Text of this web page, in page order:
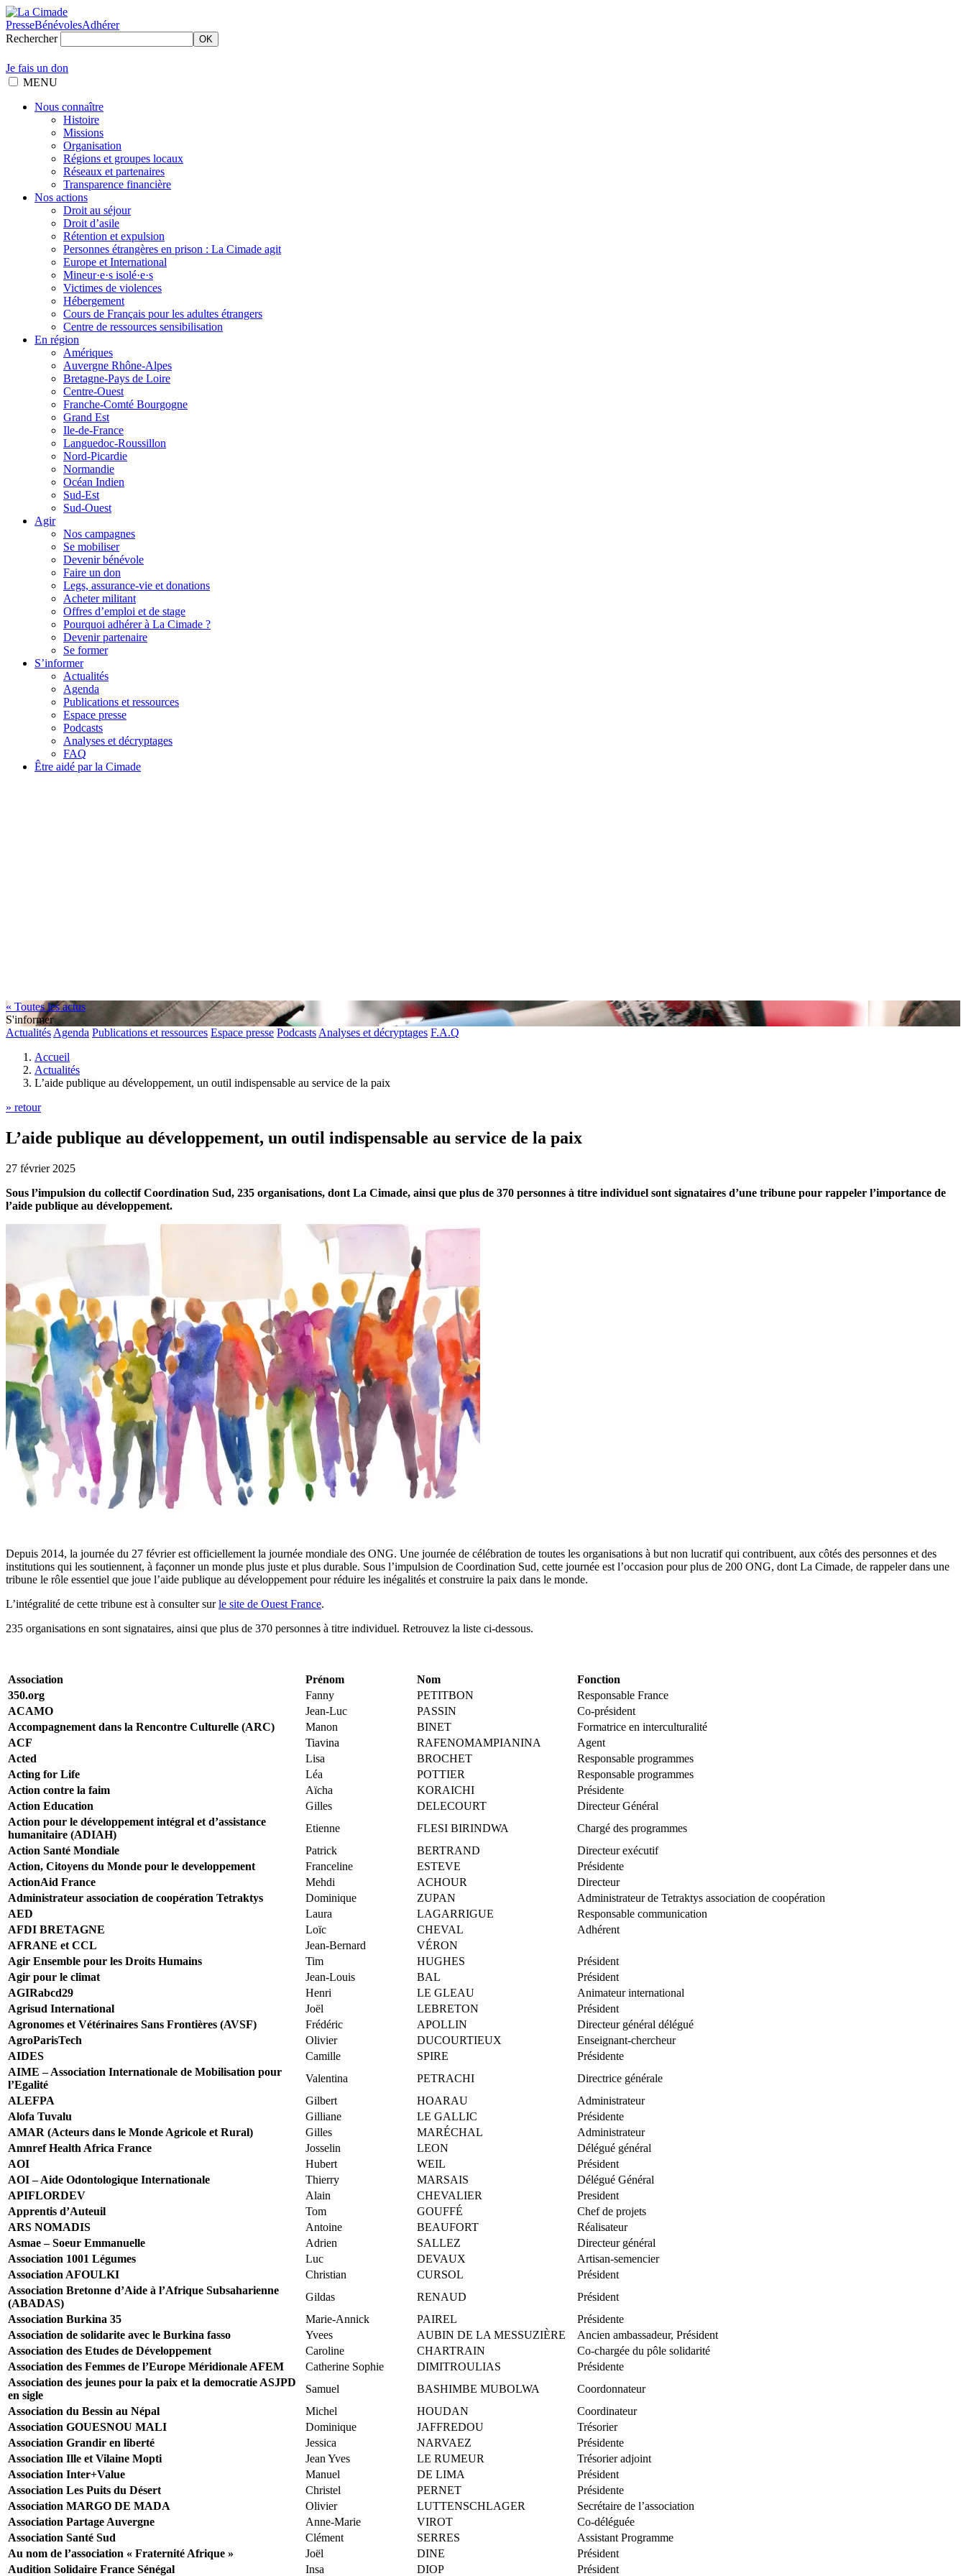
PresseBénévolesAdhérer
Rechercher
OK
Je fais un don
MENU
Nous connaître
Histoire
Missions
Organisation
Régions et groupes locaux
Réseaux et partenaires
Transparence financière
Nos actions
Droit au séjour
Droit d’asile
Rétention et expulsion
Personnes étrangères en prison : La Cimade agit
Europe et International
Mineur·e·s isolé·e·s
Victimes de violences
Hébergement
Cours de Français pour les adultes étrangers
Centre de ressources sensibilisation
En région
Amériques
Auvergne Rhône-Alpes
Bretagne-Pays de Loire
Centre-Ouest
Franche-Comté Bourgogne
Grand Est
Ile-de-France
Languedoc-Roussillon
Nord-Picardie
Normandie
Océan Indien
Sud-Est
Sud-Ouest
Agir
Nos campagnes
Se mobiliser
Devenir bénévole
Faire un don
Legs, assurance-vie et donations
Acheter militant
Offres d’emploi et de stage
Pourquoi adhérer à La Cimade ?
Devenir partenaire
Se former
S’informer
Actualités
Agenda
Publications et ressources
Espace presse
Podcasts
Analyses et décryptages
FAQ
Être aidé par la Cimade
« Toutes les actus
S'informer
Actualités Agenda Publications et ressources Espace presse Podcasts Analyses et décryptages F.A.Q
Accueil
Actualités
L’aide publique au développement, un outil indispensable au service de la paix
» retour
L’aide publique au développement, un outil indispensable au service de la paix
27 février 2025
Sous l’impulsion du collectif Coordination Sud, 235 organisations, dont La Cimade, ainsi que plus de 370 personnes à titre individuel sont signataires d’une tribune pour rappeler l’importance de
l’aide publique au développement.
Depuis 2014, la journée du 27 février est officiellement la journée mondiale des ONG. Une journée de célébration de toutes les organisations à but non lucratif qui contribuent, aux côtés des personnes et des
institutions qui les soutiennent, à façonner un monde plus juste et plus durable. Sous l’impulsion de Coordination Sud, cette journée est l’occasion pour plus de 200 ONG, dont La Cimade, de rappeler dans une
tribune le rôle essentiel que joue l’aide publique au développement pour réduire les inégalités et construire la paix dans le monde.
L’intégralité de cette tribune est à consulter sur le site de Ouest France.
235 organisations en sont signataires, ainsi que plus de 370 personnes à titre individuel. Retrouvez la liste ci-dessous.
Association Prénom Nom
Fonction
350.org
Fanny PETITBON
Responsable France
ACAMO
Jean-Luc PASSIN
Co-président
Accompagnement dans la Rencontre Culturelle (ARC)
Manon BINET
Formatrice en interculturalité
ACF
Tiavina RAFENOMAMPIANINA
Agent
Acted
Lisa BROCHET
Responsable programmes
Acting for Life
Léa POTTIER
Responsable programmes
Action contre la faim
Aïcha KORAICHI
Présidente
Action Education
Gilles DELECOURT
Directeur Général
Action pour le développement intégral et d’assistance
humanitaire (ADIAH)
Etienne FLESI BIRINDWA
Chargé des programmes
Action Santé Mondiale
Patrick BERTRAND
Directeur exécutif
Action, Citoyens du Monde pour le developpement
Franceline ESTEVE
Présidente
ActionAid France
Mehdi ACHOUR
Directeur
Administrateur association de coopération Tetraktys
Dominique ZUPAN
Administrateur de Tetraktys association de coopération
AED
Laura LAGARRIGUE
Responsable communication
AFDI BRETAGNE
Loïc CHEVAL
Adhérent
AFRANE et CCL
Jean-Bernard
VÉRON
Agir Ensemble pour les Droits Humains
Tim HUGHES
Président
Agir pour le climat
Jean-Louis BAL
Président
AGIRabcd29
Henri LE GLEAU
Animateur international
Agrisud International
Joël LEBRETON
Président
Agronomes et Vétérinaires Sans Frontières (AVSF)
Frédéric APOLLIN
Directeur général délégué
AgroParisTech
Olivier DUCOURTIEUX
Enseignant-chercheur
AIDES
Camille SPIRE
Présidente
AIME – Association Internationale de Mobilisation pour
l’Egalité
Valentina PETRACHI
Directrice générale
ALEFPA
Gilbert HOARAU
Administrateur
Alofa Tuvalu
Gilliane LE GALLIC
Présidente
AMAR (Acteurs dans le Monde Agricole et Rural)
Gilles MARÉCHAL
Administrateur
Amnref Health Africa France
Josselin LEON
Délégué général
AOI
Hubert WEIL
Président
AOI – Aide Odontologique Internationale
Thierry MARSAIS
Délégué Général
APIFLORDEV
Alain CHEVALIER
President
Apprentis d’Auteuil
Tom GOUFFÉ
Chef de projets
ARS NOMADIS
Antoine BEAUFORT
Réalisateur
Asmae – Soeur Emmanuelle
Adrien SALLEZ
Directeur général
Association 1001 Légumes
Luc DEVAUX
Artisan-semencier
Association AFOULKI
Christian CURSOL
Président
Association Bretonne d’Aide à l’Afrique Subsaharienne
(ABADAS)
Gildas RENAUD
Président
Association Burkina 35
Marie-Annick PAIREL
Présidente
Association de solidarite avec le Burkina fasso
Yvees AUBIN DE LA MESSUZIÈRE
Ancien ambassadeur, Président
Association des Etudes de Développement
Caroline CHARTRAIN
Co-chargée du pôle solidarité
Association des Femmes de l’Europe Méridionale AFEM
Catherine Sophie DIMITROULIAS
Présidente
Association des jeunes pour la paix et la democratie ASJPD
en sigle
Samuel BASHIMBE MUBOLWA
Coordonnateur
Association du Bessin au Népal
Michel HOUDAN
Coordinateur
Association GOUESNOU MALI
Dominique JAFFREDOU
Trésorier
Association Grandir en liberté
Jessica NARVAEZ
Présidente
Association Ille et Vilaine Mopti
Jean Yves LE RUMEUR
Trésorier adjoint
Association Inter+Value
Manuel DE LIMA
Président
Association Les Puits du Désert
Christel PERNET
Présidente
Association MARGO DE MADA
Olivier LUTTENSCHLAGER
Secrétaire de l’association
Association Partage Auvergne
Anne-Marie VIROT
Co-déléguée
Association Santé Sud
Clément SERRES
Assistant Programme
Au nom de l’association « Fraternité Afrique »
Joël DINE
Président
Audition Solidaire France Sénégal
Insa DIOP Président